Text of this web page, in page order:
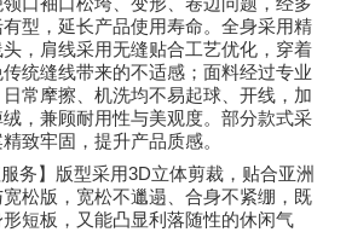
口袖口松垮、变形、卷边问题，经多
型，延长产品使用寿命。全身采用精
，肩线采用无缝贴合工艺优化，穿着
统缝线带来的不适感；面料经过专业
常摩擦、机洗均不易起球、开线，加
，兼顾耐用性与美观度。部分款式采
致牢固，提升产品质感。
务】版型采用3D立体剪裁，贴合亚洲
松版，宽松不邋遢、合身不紧绷，既
短板，又能凸显利落随性的休闲气